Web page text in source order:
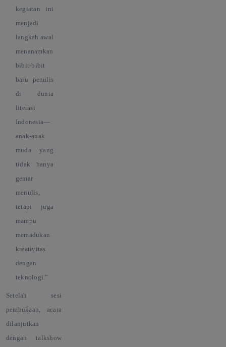
kegiatan ini
menjadi
langkah awal
menanamkan
bibit-bibit
baru penulis
di dunia
literasi
Indonesia—
anak-anak
muda yang
tidak hanya
gemar
menulis,
tetapi juga
mampu
memadukan
kreativitas
dengan
teknologi. ”
Setelah sesi
pembukaan, acara
dilanjutkan
dengan talkshow